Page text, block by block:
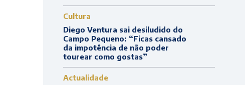
Cultura
Diego Ventura sai desiludido do
Campo Pequeno: “Ficas cansado
da impotência de não poder
tourear como gostas”
Actualidade